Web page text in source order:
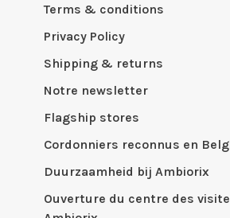
Terms & conditions
Privacy Policy
Shipping & returns
Notre newsletter
Flagship stores
Cordonniers reconnus en
Duurzaamheid bij Ambiorix
Ouverture du centre des